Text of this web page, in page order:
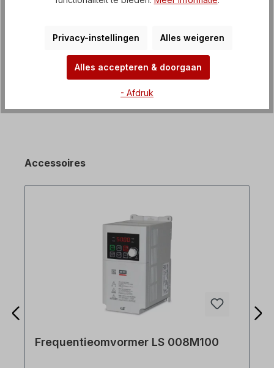
naar elektromotor) Spanning=3 x 230/400 V-50
Kenmerken
Accessoires
Frequentieomvormer LS 008M100
Privacy-instellingen Alles weigeren
Alles accepteren & doorgaan
- Afdruk